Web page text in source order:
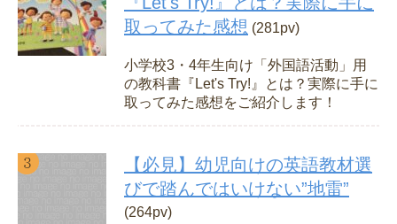
取ってみた感想 (281pv)
小学校3・4年生向け「外国語活動」用
の教科書『Let's Try!』とは？実際に手に
取ってみた感想をご紹介します！
【必見】幼児向けの英語教材選
びで踏んではいけない”地雷”
(264pv)